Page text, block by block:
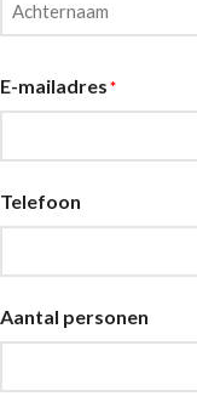
E-mailadres*
Telefoon
Aantal personen